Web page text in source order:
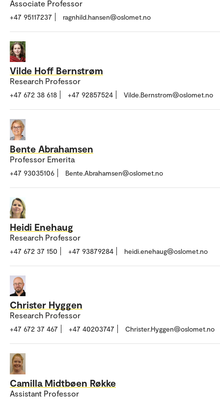
Associate Professor
+47 95117237 ragnhild.hansen@oslomet.no
Vilde Hoff Bernstrøm
Research Professor
+47 672 38 618 +47 92857524 Vilde.Bernstrom@oslomet.no
Bente Abrahamsen
Professor Emerita
+47 93035106 Bente.Abrahamsen@oslomet.no
Heidi Enehaug
Research Professor
+47 672 37 150 +47 93879284 heidi.enehaug@oslomet.no
Christer Hyggen
Research Professor
+47 672 37 467 +47 40203747 Christer.Hyggen@oslomet.no
Camilla Midtbøen Røkke
Assistant Professor